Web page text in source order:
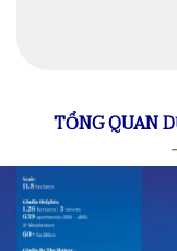
TỔNG QUAN